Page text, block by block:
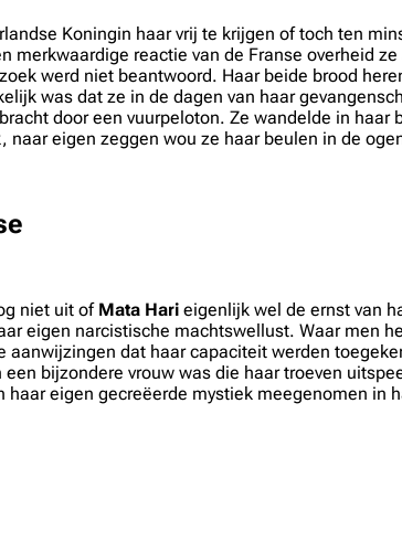
Koningin haar vrij te krijgen of toch ten
merkwaardige reactie van de Franse overheid
werd niet beantwoord. Haar beide brood
was dat ze in de dagen van haar
door een vuurpeloton. Ze wandelde in
naar eigen zeggen wou ze haar beulen in de
niet uit of Mata Hari eigenlijk wel de ernst van
eigen narcistische machtswellust. Waar men
aanwijzingen dat haar capaciteit werden
bijzondere vrouw was die haar troeven
haar eigen gecreëerde mystiek meegenomen in